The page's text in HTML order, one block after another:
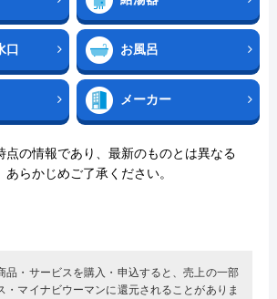
口 お風呂
メーカー
の情報であり、最新のものとは異なる
らかじめご了承ください。
・サービスを購入・申込すると、売上の一部
・マイナビウーマンに還元されることがありま